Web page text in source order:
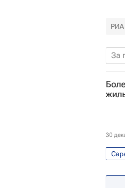
РИА
За
30